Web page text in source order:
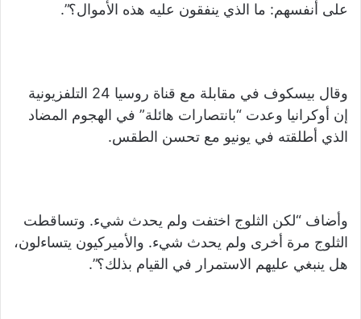
على أنفسهم: ما الذي ينفقون عليه هذه الأموال؟”.
وقال بيسكوف في مقابلة مع قناة روسيا 24 التلفزيونية
إن أوكرانيا وعدت “بانتصارات هائلة” في الهجوم المضاد
الذي أطلقته في يونيو مع تحسن الطقس.
وأضاف “لكن الثلوج اختفت ولم يحدث شيء. وتساقطت
الثلوج مرة أخرى ولم يحدث شيء. والأميركيون يتساءلون،
هل ينبغي عليهم الاستمرار في القيام بذلك؟”.